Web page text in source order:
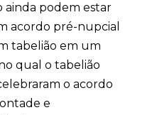
ainda podem estar
acordo pré-nupcial
tabelião em um
qual o tabelião
o acordo
e